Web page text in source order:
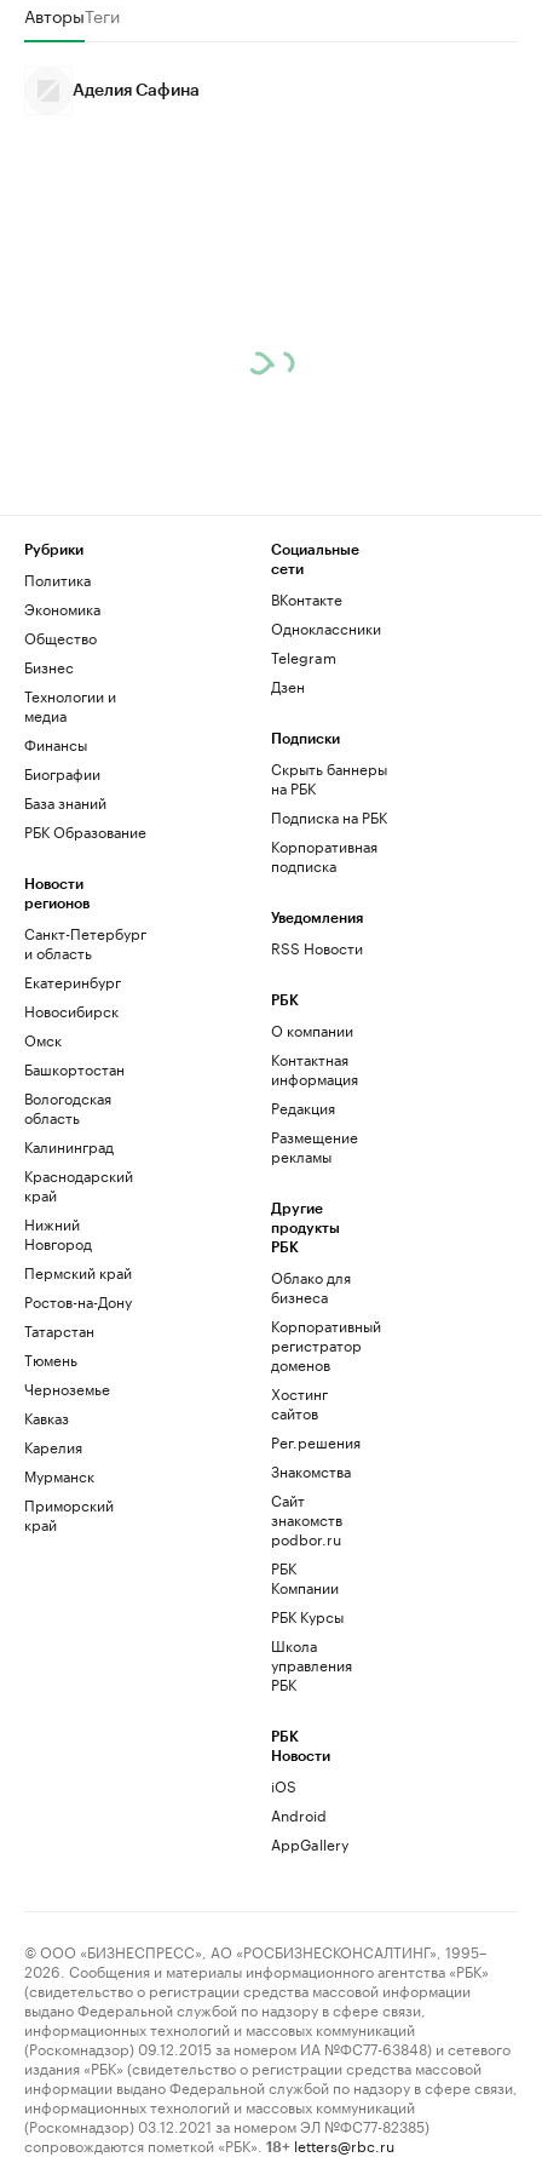
АвторыТеги
Аделия Сафина
Рубрики
Политика
Экономика
Общество
Бизнес
Технологии и
медиа
Финансы
Биографии
База знаний
РБК Образование
Новости
регионов
Санкт-Петербург
и область
Екатеринбург
Новосибирск
Омск
Башкортостан
Вологодская
область
Калининград
Краснодарский
край
Нижний
Новгород
Пермский край
Ростов-на-Дону
Татарстан
Тюмень
Черноземье
Кавказ
Карелия
Мурманск
Приморский
край
Социальные
сети
ВКонтакте
Одноклассники
Telegram
Дзен
Подписки
Скрыть баннеры
на РБК
Подписка на РБК
Корпоративная
подписка
Уведомления
RSS Новости
РБК
О компании
Контактная
информация
Редакция
Размещение
рекламы
Другие
продукты
РБК
Облако для
бизнеса
Корпоративный
регистратор
доменов
Хостинг
сайтов
Рег.решения
Знакомства
Сайт
знакомств
podbor.ru
РБК
Компании
РБК Курсы
Школа
управления
РБК
РБК
Новости
iOS
Android
AppGallery
© ООО «БИЗНЕСПРЕСС», АО «РОСБИЗНЕСКОНСАЛТИНГ», 1995–
2026. Сообщения и материалы информационного агентства «РБК»
(свидетельство о регистрации средства массовой информации
выдано Федеральной службой по надзору в сфере связи,
информационных технологий и массовых коммуникаций
(Роскомнадзор) 09.12.2015 за номером ИА №ФС77-63848) и сетевого
издания «РБК» (свидетельство о регистрации средства массовой
информации выдано Федеральной службой по надзору в сфере связи,
информационных технологий и массовых коммуникаций
(Роскомнадзор) 03.12.2021 за номером ЭЛ №ФС77-82385)
сопровождаются пометкой «РБК».
18+ letters@rbc.ru